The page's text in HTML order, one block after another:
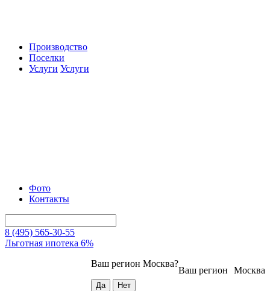
Производство
Поселки
Услуги Услуги
Фото
Контакты
8 (495) 565-30-55
Льготная ипотека 6%
Москва
Ваш регион
Ваш регион Москва?